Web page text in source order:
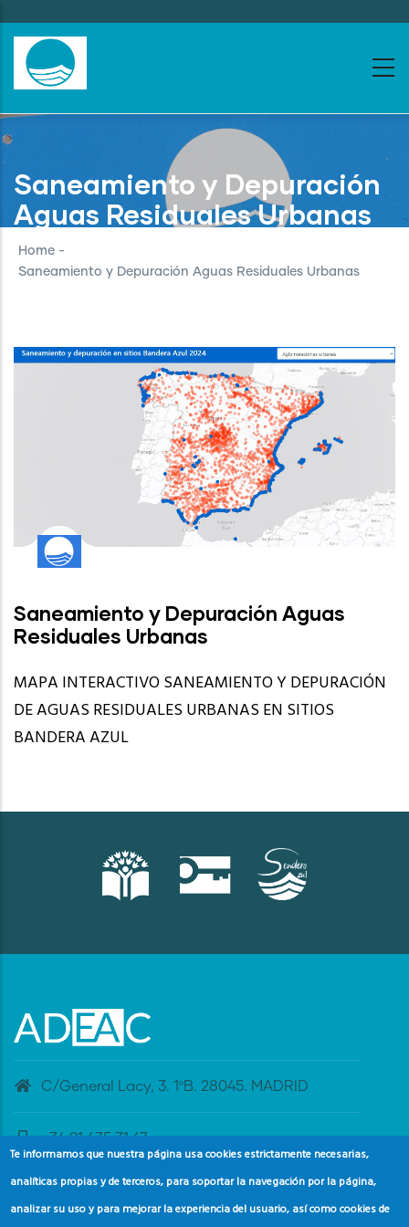
to
main
content
Saneamiento y Depuración
Aguas Residuales Urbanas
Home -
Saneamiento y Depuración Aguas Residuales Urbanas
Saneamiento y Depuración Aguas
Residuales Urbanas
MAPA INTERACTIVO SANEAMIENTO Y DEPURACIÓN
DE AGUAS RESIDUALES URBANAS EN SITIOS
BANDERA AZUL
C/General Lacy, 3. 1ºB. 28045. MADRID
+34 91 435 31 47
banderaazul@adeac.es
Te informamos que nuestra página usa cookies estrictamente necesarias,
analíticas propias y de terceros, para soportar la navegación por la página,
analizar su uso y para mejorar la experiencia del usuario, así como cookies de